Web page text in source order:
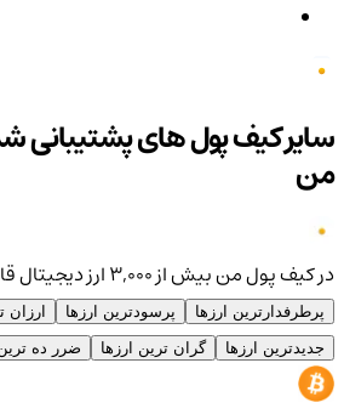
سایر کیف پول های پشتیبانی
من
در کیف پول من بیش از ۳,۰۰۰ ارز دیجیتال قابل معامله وجود دارد
پرطرفدارترین ارزها پرسودترین ارزها
ارزان
جدیدترین ارزها
گران ترین ارزها ضرر ده ترین